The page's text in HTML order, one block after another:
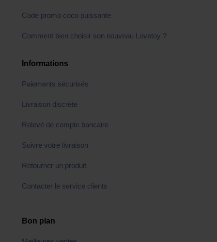
Code promo coco puissante
Comment bien choisir son nouveau Lovetoy ?
Informations
Paiements sécurisés
Livraison discrète
Relevé de compte bancaire
Suivre votre livraison
Retourner un produit
Contacter le service clients
Bon plan